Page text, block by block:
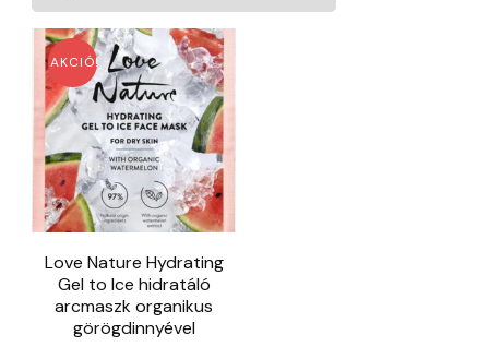
AKCIÓ!
Love Nature Hydrating
Gel to Ice hidratáló
arcmaszk organikus
görögdinnyével